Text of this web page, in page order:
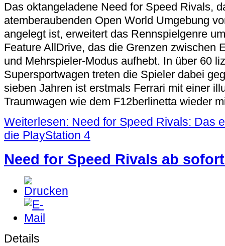
Das oktangeladene Need for Speed Rivals,
atemberaubenden Open World Umgebung
angelegt ist, erweitert das Rennspielgenre
Feature AllDrive, das die Grenzen zwischen
und Mehrspieler-Modus aufhebt. In über 60
Supersportwagen treten die Spieler dabei
sieben Jahren ist erstmals Ferrari mit einer
Traumwagen wie dem F12berlinetta wieder
Weiterlesen: Need for Speed Rivals: Das
die PlayStation 4
Need for Speed Rivals ab
Details